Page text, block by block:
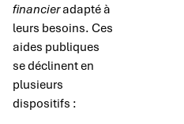
financieradapté à
leurs besoins. Ces
aides publiques
se déclinent en
plusieurs
dispositifs :